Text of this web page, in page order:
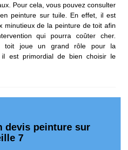
Pour cela, vous pouvez consulter
en peinture sur tuile. En effet, il est
minutieux de la peinture de toit afin
qui pourra coûter cher.
toit joue un grand rôle pour la
est primordial de bien choisir le
devis peinture sur
7